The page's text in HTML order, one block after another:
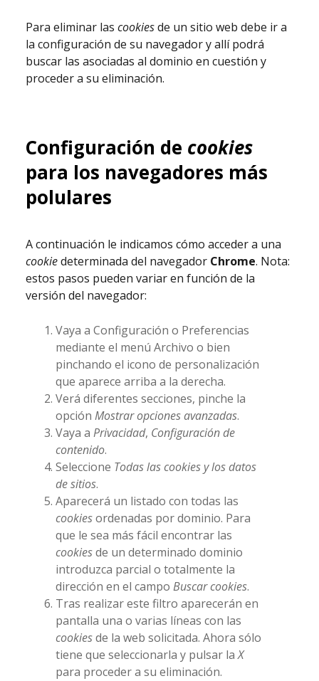
Para eliminar las cookiesde un sitio web debe ir a
la configuración de su navegador y allí podrá
buscar las asociadas al dominio en cuestión y
proceder a su eliminación.
Configuración de cookies
para los navegadores más
polulares
A continuación le indicamos cómo acceder a una
cookiedeterminada del navegador Chrome. Nota:
estos pasos pueden variar en función de la
versión del navegador:
Vaya a Configuración o Preferencias
mediante el menú Archivo o bien
pinchando el icono de personalización
que aparece arriba a la derecha.
Verá diferentes secciones, pinche la
opción Mostrar opciones avanzadas.
Vaya a Privacidad, Configuración de
contenido.
Seleccione Todas lascookiesy los datos
de sitios.
Aparecerá un listado con todas las
cookiesordenadas por dominio. Para
que le sea más fácil encontrar las
cookiesde un determinado dominio
introduzca parcial o totalmente la
dirección en el campo Buscar cookies.
Tras realizar este filtro aparecerán en
pantalla una o varias líneas con las
cookiesde la web solicitada. Ahora sólo
tiene que seleccionarla y pulsar laX
para proceder a su eliminación.